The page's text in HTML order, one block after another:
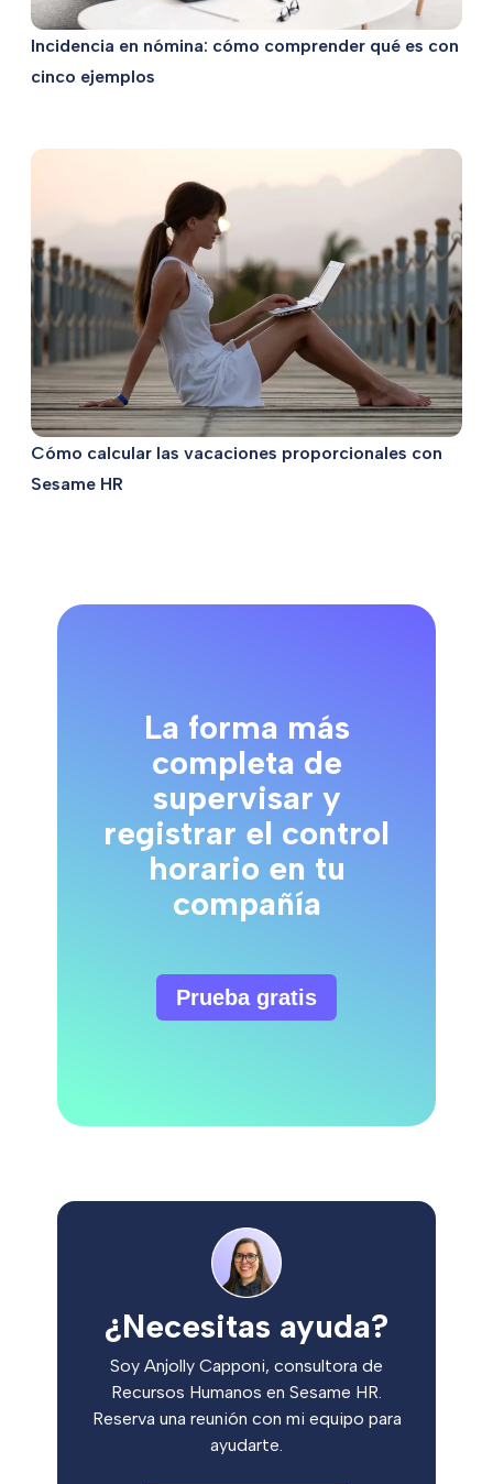
Incidencia en nómina: cómo comprender qué es con
cinco ejemplos
Cómo calcular las vacaciones proporcionales con
Sesame HR
La forma más
completa de
supervisar y
registrar el control
horario en tu
compañía
Prueba gratis
¿Necesitas ayuda?
Soy Anjolly Capponi, consultora de
Recursos Humanos en Sesame HR.
Reserva una reunión con mi equipo para
ayudarte.